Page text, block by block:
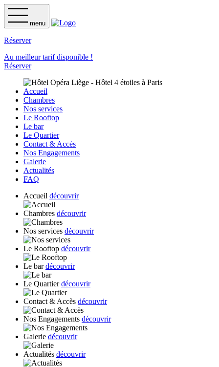
menu
Réserver
Au meilleur tarif disponible !
Réserver
Accueil
Chambres
Nos services
Le Rooftop
Le bar
Le Quartier
Contact & Accès
Nos Engagements
Galerie
Actualités
FAQ
Accueil découvrir
Chambres découvrir
Nos services découvrir
Le Rooftop découvrir
Le bar découvrir
Le Quartier découvrir
Contact & Accès découvrir
Nos Engagements découvrir
Galerie découvrir
Actualités découvrir